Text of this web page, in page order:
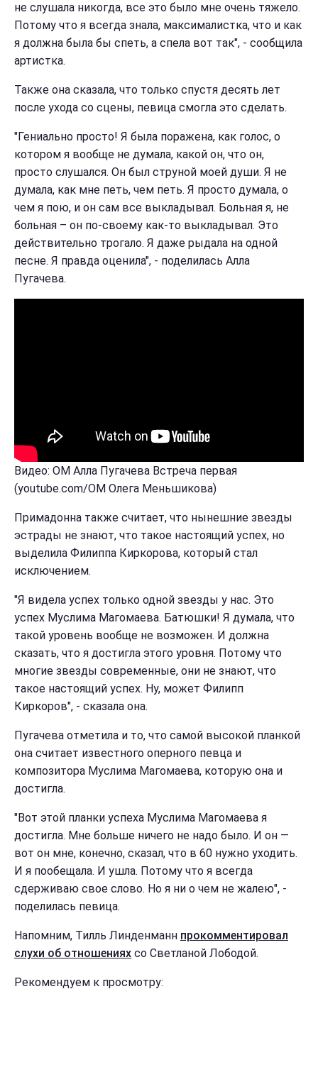
не слушала никогда, все это было мне очень тяжело.
Потому что я всегда знала, максималистка, что и как
я должна была бы спеть, а спела вот так", - сообщила
артистка.
Также она сказала, что только спустя десять лет
после ухода со сцены, певица смогла это сделать.
"Гениально просто! Я была поражена, как голос, о
котором я вообще не думала, какой он, что он,
просто слушался. Он был струной моей души. Я не
думала, как мне петь, чем петь. Я просто думала, о
чем я пою, и он сам все выкладывал. Больная я, не
больная – он по-своему как-то выкладывал. Это
действительно трогало. Я даже рыдала на одной
песне. Я правда оценила", - поделилась Алла
Пугачева.
Видео: ОМ Алла Пугачева Встреча первая
(youtube.com/ОМ Олега Меньшикова)
Примадонна также считает, что нынешние звезды
эстрады не знают, что такое настоящий успех, но
выделила Филиппа Киркорова, который стал
исключением.
"Я видела успех только одной звезды у нас. Это
успех Муслима Магомаева. Батюшки! Я думала, что
такой уровень вообще не возможен. И должна
сказать, что я достигла этого уровня. Потому что
многие звезды современные, они не знают, что
такое настоящий успех. Ну, может Филипп
Киркоров", - сказала она.
Пугачева отметила и то, что самой высокой планкой
она считает известного оперного певца и
композитора Муслима Магомаева, которую она и
достигла.
"Вот этой планки успеха Муслима Магомаева я
достигла. Мне больше ничего не надо было. И он —
вот он мне, конечно, сказал, что в 60 нужно уходить.
И я пообещала. И ушла. Потому что я всегда
сдерживаю свое слово. Но я ни о чем не жалею", -
поделилась певица.
Напомним, Тилль Линденманн прокомментировал
слухи об отношениях со Светланой Лободой.
Рекомендуем к просмотру: